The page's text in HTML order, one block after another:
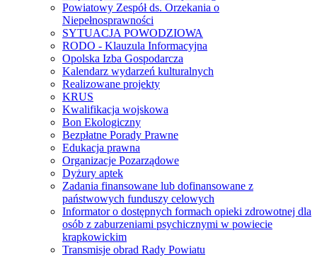
Powiatowy Zespół ds. Orzekania o
Niepełnosprawności
SYTUACJA POWODZIOWA
RODO - Klauzula Informacyjna
Opolska Izba Gospodarcza
Kalendarz wydarzeń kulturalnych
Realizowane projekty
KRUS
Kwalifikacja wojskowa
Bon Ekologiczny
Bezpłatne Porady Prawne
Edukacja prawna
Organizacje Pozarządowe
Dyżury aptek
Zadania finansowane lub dofinansowane z
państwowych funduszy celowych
Informator o dostępnych formach opieki zdrowotnej dla
osób z zaburzeniami psychicznymi w powiecie
krapkowickim
Transmisje obrad Rady Powiatu